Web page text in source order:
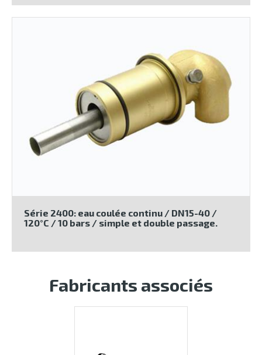
Série 2400: eau coulée continu / DN15-40 /
120°C / 10 bars / simple et double passage.
Fabricants associés